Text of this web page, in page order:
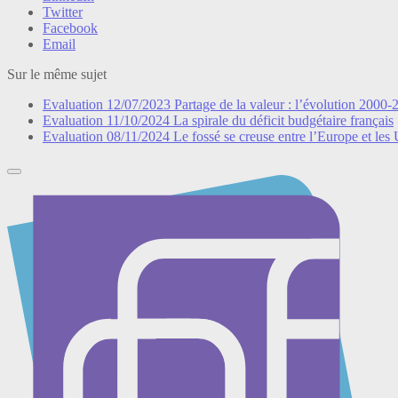
Twitter
Facebook
Email
Sur le même sujet
Evaluation 12/07/2023 Partage de la valeur : l’évolution 2000-
Evaluation 11/10/2024 La spirale du déficit budgétaire français
Evaluation 08/11/2024 Le fossé se creuse entre l’Europe et les